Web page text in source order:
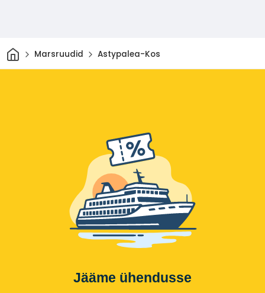
Avaleht
Marsruudid Astypalea-Kos
Jääme ühendusse